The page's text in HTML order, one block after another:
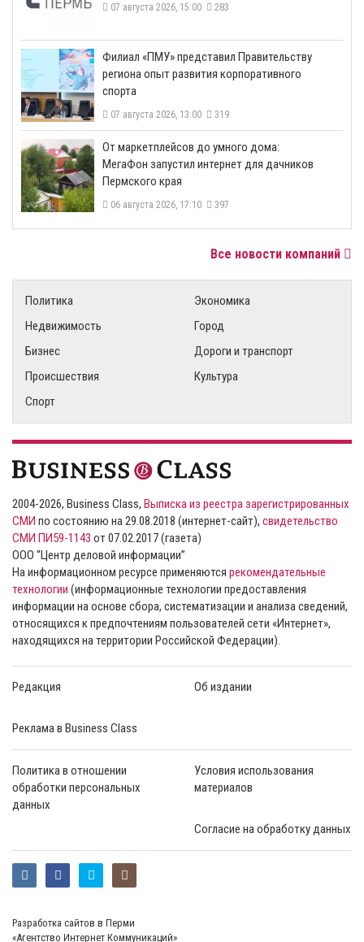
07 августа 2026, 15:00 283
​Филиал «ПМУ» представил Правительству
региона опыт развития корпоративного
спорта
07 августа 2026, 13:00 319
От маркетплейсов до умного дома:
МегаФон запустил интернет для дачников
Пермского края
06 августа 2026, 17:10 397
Все новости компаний
Политика
Экономика
Недвижимость
Город
Бизнес
Дороги и транспорт
Происшествия
Культура
Спорт
2004-2026, Business Class, Выписка из реестра зарегистрированных
СМИ по состоянию на 29.08.2018 (интернет-сайт), свидетельство
СМИ ПИ59-1143 от 07.02.2017 (газета)
ООО “Центр деловой информации”
На информационном ресурсе применяются рекомендательные
технологии (информационные технологии предоставления
информации на основе сбора, систематизации и анализа сведений,
относящихся к предпочтениям пользователей сети «Интернет»,
находящихся на территории Российской Федерации).
Редакция Об издании
Реклама в Business Class
Политика в отношении
обработки персональных
данных
Условия использования
материалов
Согласие на обработку данных
Разработка сайтов в Перми
«Агентство Интернет Коммуникаций»